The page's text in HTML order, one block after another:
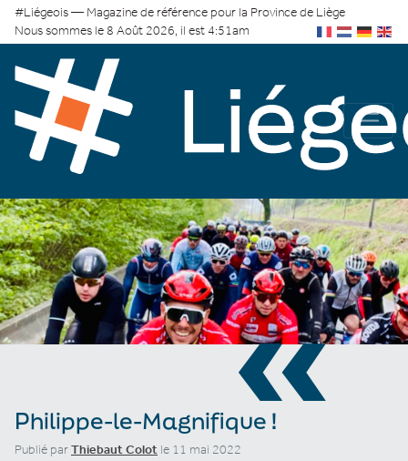
#Liégeois — Magazine de référence pour la Province de Liège
Nous sommes le 8 Août 2026, il est 4:51am
«
Philippe-le-Magnifique !
Publié parThiebaut Colot le 11 mai 2022